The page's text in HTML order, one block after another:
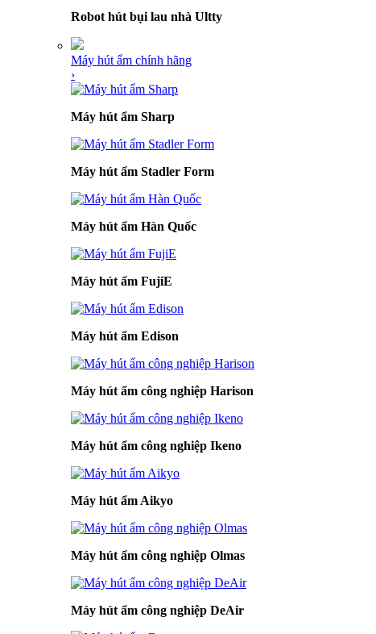
Robot hút bụi lau nhà Ultty
Máy hút ẩm chính hãng
›
Máy hút ẩm Sharp
Máy hút ẩm Stadler Form
Máy hút ẩm Hàn Quốc
Máy hút ẩm FujiE
Máy hút ẩm Edison
Máy hút ẩm công nghiệp Harison
Máy hút ẩm công nghiệp Ikeno
Máy hút ẩm Aikyo
Máy hút ẩm công nghiệp Olmas
Máy hút ẩm công nghiệp DeAir